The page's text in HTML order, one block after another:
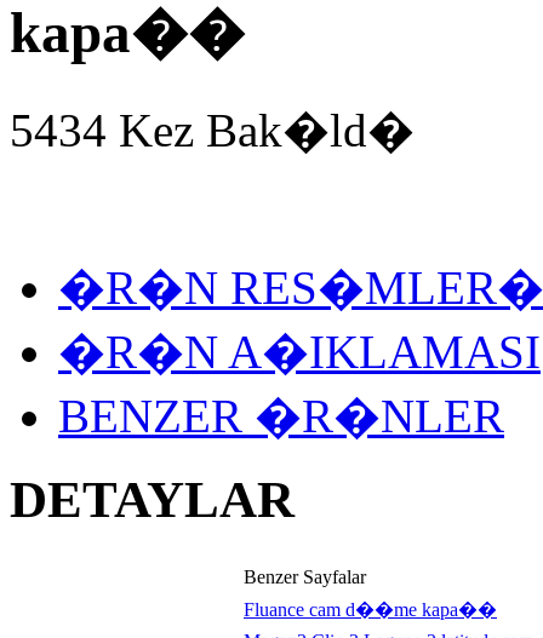
kapa��
5434 Kez Bak�ld�
�R�N RES�MLER�
�R�N A�IKLAMASI
BENZER �R�NLER
DETAYLAR
Benzer Sayfalar
Fluance cam d��me kapa��